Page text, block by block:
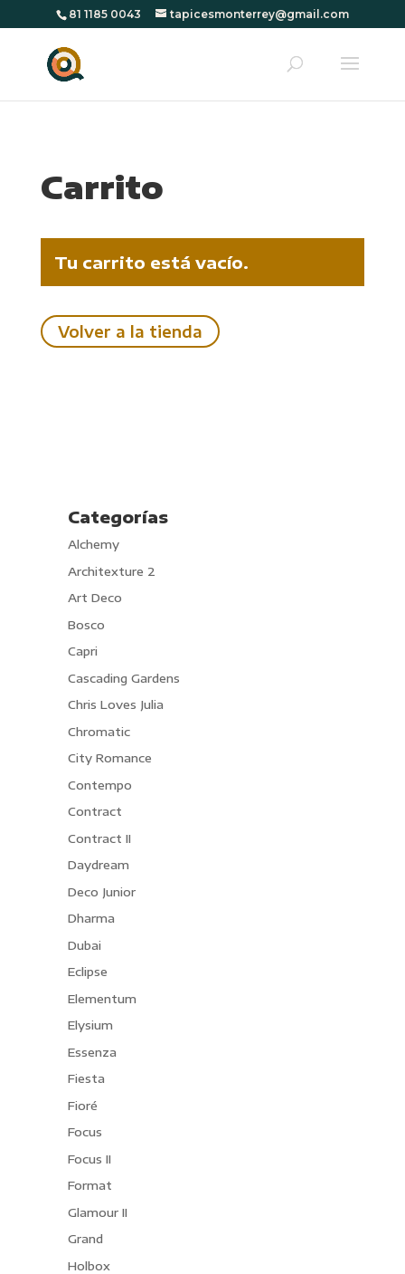
81 1185 0043 tapicesmonterrey@gmail.com
Carrito
Tu carrito está vacío.
Volver a la tienda
Categorías
Alchemy
Architexture 2
Art Deco
Bosco
Capri
Cascading Gardens
Chris Loves Julia
Chromatic
City Romance
Contempo
Contract
Contract II
Daydream
Deco Junior
Dharma
Dubai
Eclipse
Elementum
Elysium
Essenza
Fiesta
Fioré
Focus
Focus II
Format
Glamour II
Grand
Holbox